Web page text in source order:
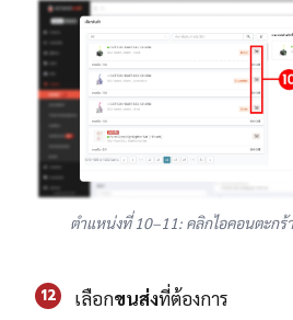
ตำแหน่งที่ 10–11: คลิกไอคอนตะกร้
12 เลือกขนส่งที่ต้องการ